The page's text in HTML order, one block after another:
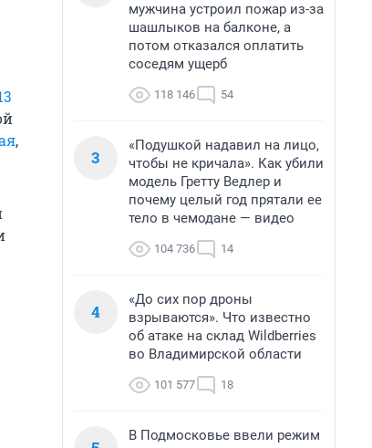
,
мужчина устроил пожар из-за
шашлыков на балконе, а
потом отказался оплатить
соседям ущерб
118 146 54
3
«Подушкой надавил на лицо,
чтобы не кричала». Как убили
модель Гретту Ведлер и
почему целый год прятали ее
тело в чемодане — видео
104 736 14
4
«До сих пор дроны
взрываются». Что известно
об атаке на склад Wildberries
во Владимирской области
101 577 18
В Подмосковье ввели режим